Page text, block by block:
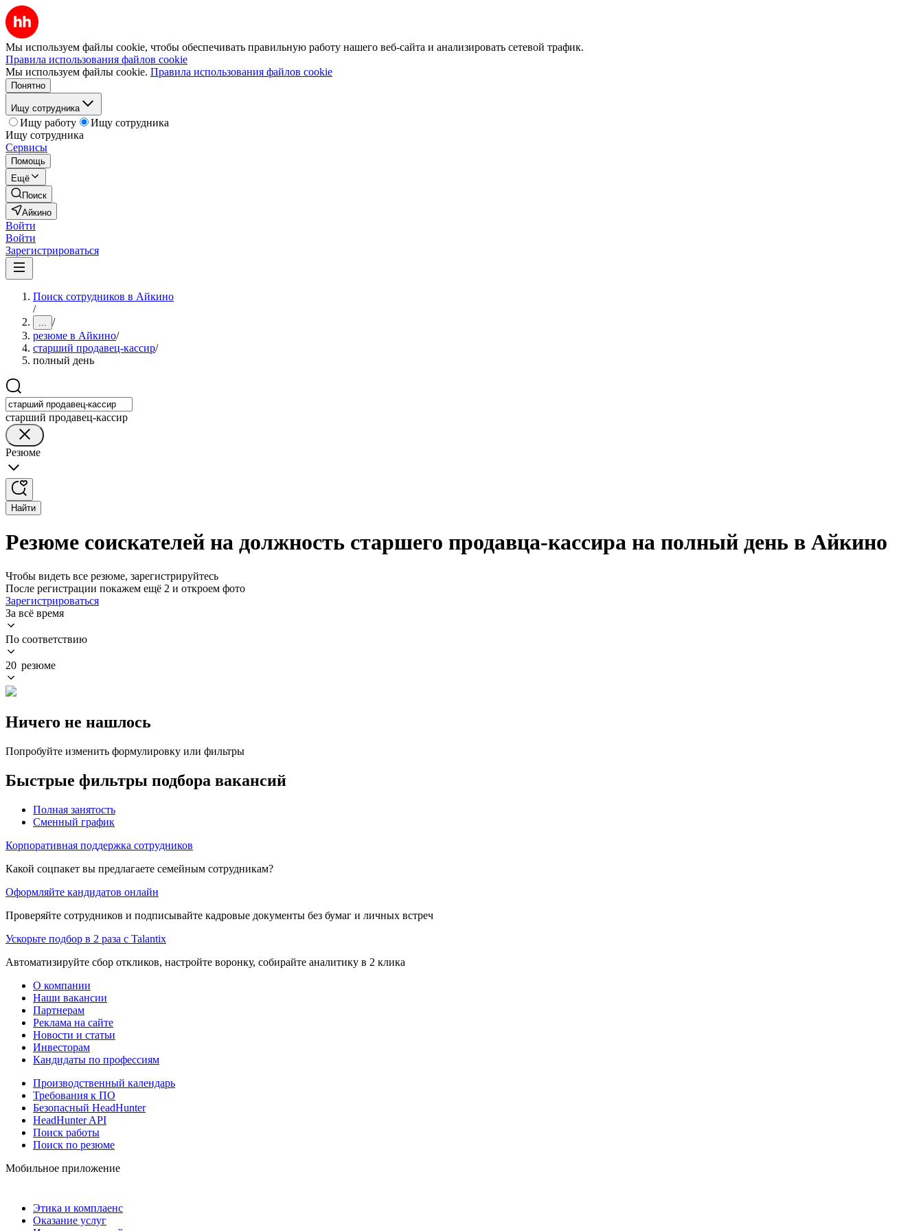
Мы используем файлы cookie, чтобы обеспечивать правильную работу нашего веб-сайта и анализировать сетевой трафик.
Правила использования файлов cookie
Мы используем файлы cookie. Правила использования файлов cookie
Понятно
Ищу сотрудника
Ищу работу
Ищу сотрудника
Ищу сотрудника
Сервисы
Помощь
Ещё
Поиск
Айкино
Войти
Войти
Зарегистрироваться
Поиск сотрудников в Айкино
/
... /
резюме в Айкино/
старший продавец-кассир/
полный день
старший продавец-кассир
Резюме
Найти
Резюме соискателей на должность старшего продавца-кассира на полный день в Айкино
Чтобы видеть все резюме, зарегистрируйтесь
После регистрации покажем ещё 2 и откроем фото
Зарегистрироваться
За всё время
По соответствию
20 резюме
Ничего не нашлось
Попробуйте изменить формулировку или фильтры
Быстрые фильтры подбора вакансий
Полная занятость
Сменный график
Корпоративная поддержка сотрудников
Какой соцпакет вы предлагаете семейным сотрудникам?
Оформляйте кандидатов онлайн
Проверяйте сотрудников и подписывайте кадровые документы без бумаг и личных встреч
Ускорьте подбор в 2 раза с Talantix
Автоматизируйте сбор откликов, настройте воронку, собирайте аналитику в 2 клика
О компании
Наши вакансии
Партнерам
Реклама на сайте
Новости и статьи
Инвесторам
Кандидаты по профессиям
Производственный календарь
Требования к ПО
Безопасный HeadHunter
HeadHunter API
Поиск работы
Поиск по резюме
Мобильное приложение
Этика и комплаенс
Оказание услуг